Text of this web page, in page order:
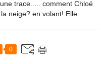
trace..... comment Chloé
neige? en volant! Elle
0